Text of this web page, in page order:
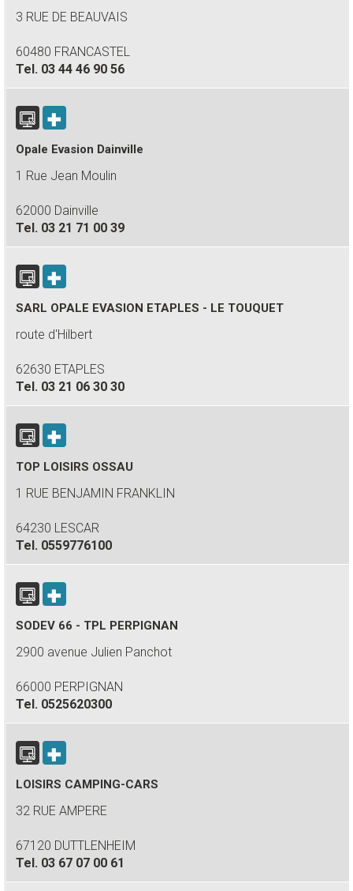
3 RUE DE BEAUVAIS
60480 FRANCASTEL
Tel. 03 44 46 90 56
Opale Evasion Dainville
1 Rue Jean Moulin
62000 Dainville
Tel. 03 21 71 00 39
SARL OPALE EVASION ETAPLES - LE TOUQUET
route d'Hilbert
62630 ETAPLES
Tel. 03 21 06 30 30
TOP LOISIRS OSSAU
1 RUE BENJAMIN FRANKLIN
64230 LESCAR
Tel. 0559776100
SODEV 66 - TPL PERPIGNAN
2900 avenue Julien Panchot
66000 PERPIGNAN
Tel. 0525620300
LOISIRS CAMPING-CARS
32 RUE AMPERE
67120 DUTTLENHEIM
Tel. 03 67 07 00 61